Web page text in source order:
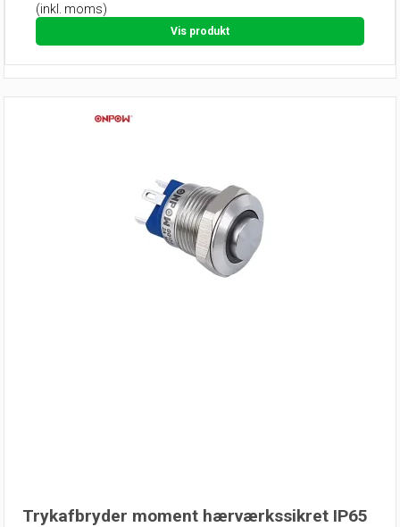
(inkl. moms)
Vis produkt
Trykafbryder moment hærværkssikret IP65